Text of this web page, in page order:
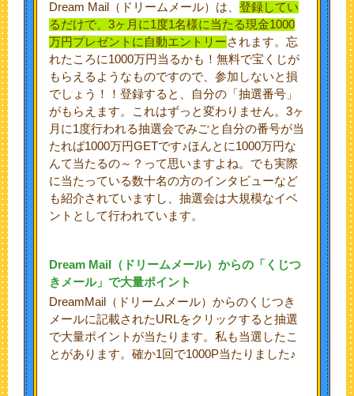
Dream Mail（ドリームメール）は、登録してい
るだけで、3ヶ月に1度1名様に当たる現金1000
万円プレゼントに自動エントリーされます。忘
れたころに1000万円当るかも！無料で宝くじが
もらえるようなものですので、参加しないと損
でしょう！！登録すると、自分の「抽選番号」
がもらえます。これはずっと変わりません。3ヶ
月に1度行われる抽選会でみごと自分の番号が当
たれば1000万円GETです♪ほんとに1000万円な
んて当たるの～？って思いますよね。でも実際
に当たっている数十名の方のインタビューなど
も紹介されていますし、抽選会は大規模なイベ
ントとして行われています。
Dream Mail
（ドリームメール）からの「くじつ
きメール」で大量ポイント
DreamMail（ドリームメール）からのくじつき
メールに記載されたURLをクリックすると抽選
で大量ポイントが当たります。私も当選したこ
とがあります。確か1回で1000P当たりました♪